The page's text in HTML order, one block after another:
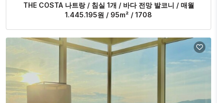
THE COSTA 나트랑 / 침실 1개 / 바다 전망 발코니 / 매월
1.445.195원 / 95m² / 1708